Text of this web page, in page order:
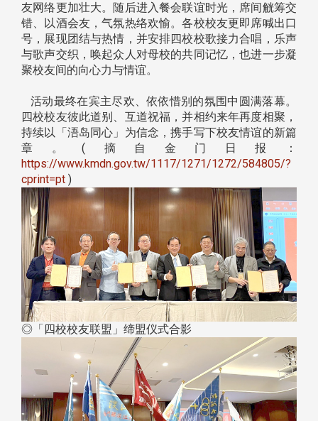
友网络更加壮大。随后进入餐会联谊时光，席间觥筹交
错、以酒会友，气氛热络欢愉。各校校友更即席喊出口
号，展现团结与热情，并安排四校校歌接力合唱，乐声
与歌声交织，唤起众人对母校的共同记忆，也进一步凝
聚校友间的向心力与情谊。
活动最终在宾主尽欢、依依惜别的氛围中圆满落幕。
四校校友彼此道别、互道祝福，并相约来年再度相聚，
持续以「浯岛同心」为信念，携手写下校友情谊的新篇
章。(摘自金门日报：
https://www.kmdn.gov.tw/1117/1271/1272/584805/?
cprint=pt )
◎「四校校友联盟」缔盟仪式合影